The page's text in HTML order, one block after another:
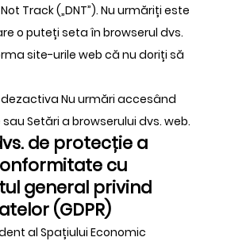
Track („DNT”). Nu urmăriți este
o puteți seta în browserul dvs.
site-urile web că nu doriți să
Nu urmări accesând
Setări a browserului dvs. web.
de protecție a
cu
general privind
(GDPR)
al Spațiului Economic